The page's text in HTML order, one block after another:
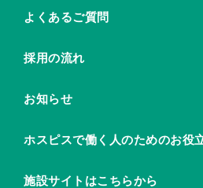
よくあるご質問
採用の流れ
お知らせ
ホスピスで働く人のためのお役
施設サイトはこちらから